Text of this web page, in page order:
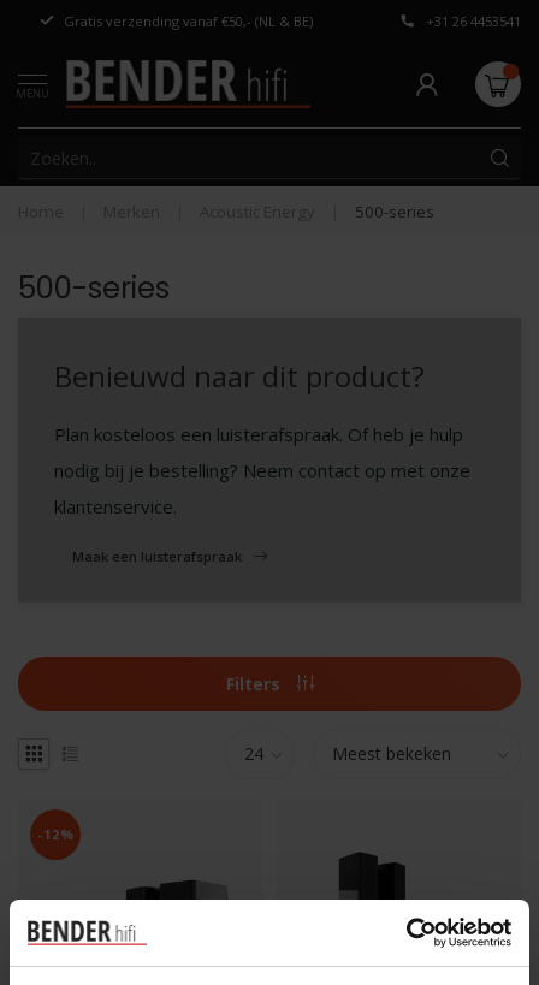
Gratis verzending vanaf €50,- (NL & BE) Persoonlijk
+31 26 4453541
MENU
Home Merken Acoustic Energy 500-series
500-series
Benieuwd naar dit product?
Plan kosteloos een luisterafspraak. Of heb je hulp
nodig bij je bestelling? Neem contact op met onze
klantenservice.
Maak een luisterafspraak
Filters
-12%